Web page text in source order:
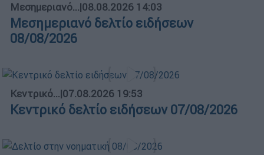
Μεσημεριανό...|08.08.2026 14:03
Μεσημεριανό δελτίο ειδήσεων
08/08/2026
Κεντρικό...|07.08.2026 19:53
Κεντρικό δελτίο ειδήσεων 07/08/2026